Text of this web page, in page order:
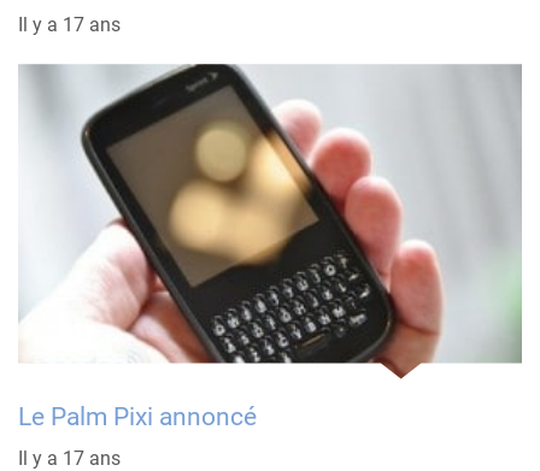
Il y a 17 ans
Le Palm Pixi annoncé
Il y a 17 ans